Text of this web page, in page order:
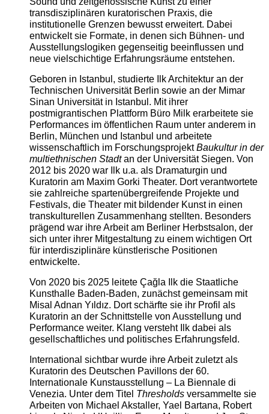
transdisziplinären kuratorischen Praxis, die
institutionelle Grenzen bewusst erweitert. Dabei
entwickelt sie Formate, in denen sich Bühnen- und
Ausstellungslogiken gegenseitig beeinflussen und
neue vielschichtige Erfahrungsräume entstehen.
Geboren in Istanbul, studierte Ilk Architektur an der
Technischen Universität Berlin sowie an der Mimar
Sinan Universität in Istanbul. Mit ihrer
postmigrantischen Plattform Büro Milk erarbeitete sie
Performances im öffentlichen Raum unter anderem in
Berlin, München und Istanbul und arbeitete
wissenschaftlich im ForschungsprojektBaukultur in der
multiethnischen Stadtan der Universität Siegen. Von
2012 bis 2020 war Ilk u.a. als Dramaturgin und
Kuratorin am Maxim Gorki Theater. Dort verantwortete
sie zahlreiche spartenübergreifende Projekte und
Festivals, die Theater mit bildender Kunst in einen
transkulturellen Zusammenhang stellten. Besonders
prägend war ihre Arbeit am Berliner Herbstsalon, der
sich unter ihrer Mitgestaltung zu einem wichtigen Ort
für interdisziplinäre künstlerische Positionen
entwickelte.
Von 2020 bis 2025 leitete Çağla Ilk die Staatliche
Kunsthalle Baden-Baden, zunächst gemeinsam mit
Misal Adnan Yıldız. Dort schärfte sie ihr Profil als
Kuratorin an der Schnittstelle von Ausstellung und
Performance weiter. Klang versteht Ilk dabei als
gesellschaftliches und politisches Erfahrungsfeld.
International sichtbar wurde ihre Arbeit zuletzt als
Kuratorin des Deutschen Pavillons der 60.
Internationale Kunstausstellung – La Biennale di
Venezia. Unter dem Titel Thresholdsversammelte sie
Arbeiten von Michael Akstaller, Yael Bartana, Robert